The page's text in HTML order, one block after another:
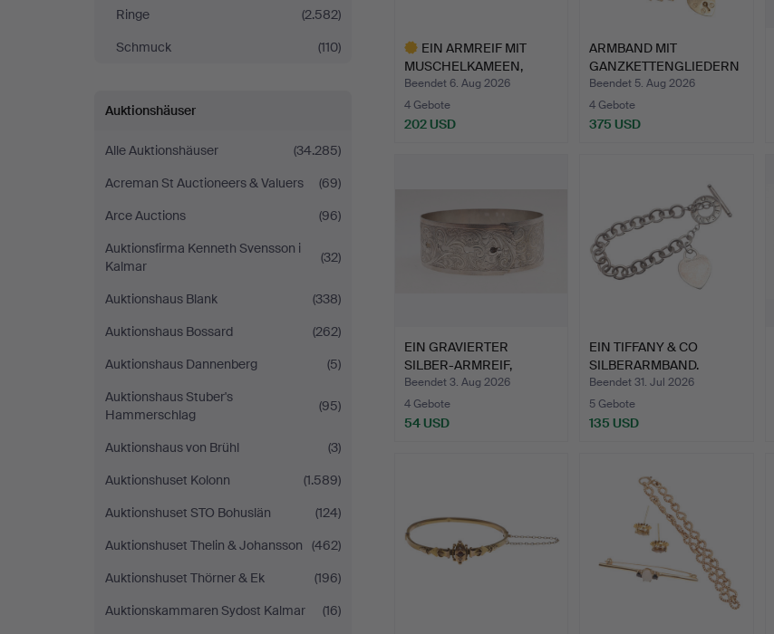
Ringe
(2.582)
Schmuck
(110)
Auktionshäuser
Alle Auktionshäuser
(34.285)
Acreman St Auctioneers & Valuers
(69)
Arce Auctions
(96)
Auktionsfirma Kenneth Svensson i
Kalmar
(32)
Auktionshaus Blank
(338)
Auktionshaus Bossard
(262)
Auktionshaus Dannenberg
(5)
Auktionshaus Stuber's
Hammerschlag
(95)
Auktionshaus von Brühl
(3)
Auktionshuset Kolonn
(1.589)
Auktionshuset STO Bohuslän
(124)
Auktionshuset Thelin & Johansson
(462)
Auktionshuset Thörner & Ek
(196)
Auktionskammaren Sydost Kalmar
(16)
EIN ARMREIF MIT
MUSCHELKAMEEN,
SPÄTES 19. …
Beendet 6. Aug 2026
4 Gebote
202 USD
ARMBAND MIT
GANZKETTENGLIEDERN
AUS 9 KARAT…
Beendet 5. Aug 2026
4 Gebote
375 USD
EIN GRAVIERTER
SILBER-ARMREIF,
1940ER JAHR…
Beendet 3. Aug 2026
4 Gebote
54 USD
EIN TIFFANY & CO
SILBERARMBAND.
Beendet 31. Jul 2026
5 Gebote
135 USD